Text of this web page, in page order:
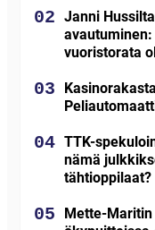
Janni
avautuminen:
vuoristorata
TTK-
nämä
tähtioppilaat?
Mette-